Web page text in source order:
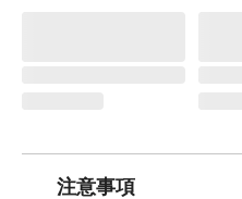
注意事項